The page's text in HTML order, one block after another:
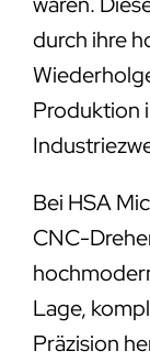
durch ihre
Produktion
Bei HSA
CNC-
Lage,
Präzision